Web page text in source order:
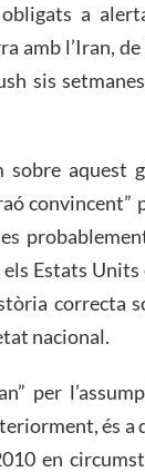
a
amb l’Iran,
sis
aquest
convincent”
Estats Units
correcta
nacional.
per
és a
en